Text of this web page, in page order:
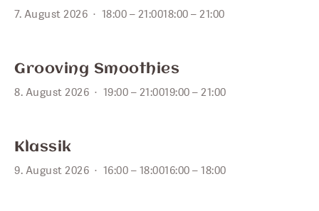
7. August 2026
18:00 – 21:0018:00 – 21:00
Grooving Smoothies
8. August 2026
19:00 – 21:0019:00 – 21:00
Klassik
9. August 2026
16:00 – 18:0016:00 – 18:00